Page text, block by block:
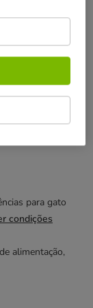
para gato
condições
alimentação,